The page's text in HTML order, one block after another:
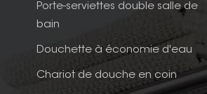
Porte-serviettes double salle de
bain
Douchette à économie d'eau
Chariot de douche en coin